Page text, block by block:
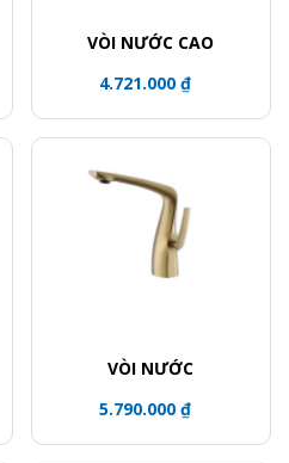
VÒI NƯỚC CAO
4.721.000 ₫
VÒI NƯỚC
5.790.000 ₫